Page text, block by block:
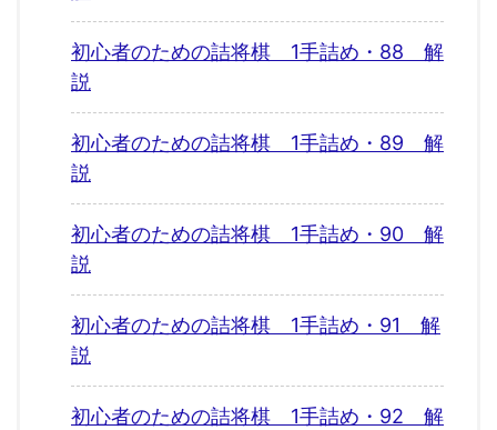
初心者のための詰将棋 1手詰め・88 解
説
初心者のための詰将棋 1手詰め・89 解
説
初心者のための詰将棋 1手詰め・90 解
説
初心者のための詰将棋 1手詰め・91 解
説
初心者のための詰将棋 1手詰め・92 解